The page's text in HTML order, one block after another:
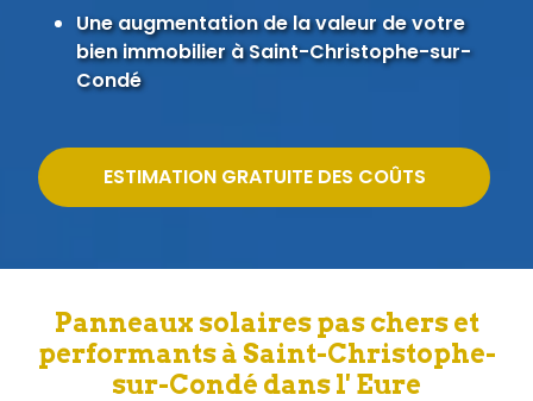
Une augmentation de la valeur de votre
bien immobilier à Saint-Christophe-sur-
Condé
ESTIMATION GRATUITE DES COÛTS
Panneaux solaires pas chers et
performants à Saint-Christophe-
sur-Condé dans l' Eure